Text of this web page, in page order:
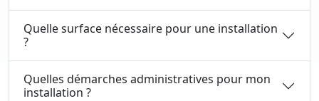
Quelle surface nécessaire pour une installation
?
Quelles démarches administratives pour mon
installation ?